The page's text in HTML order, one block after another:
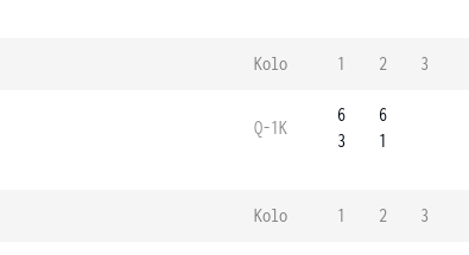
Kolo 1 2 3
Q-1K
6
3
6
1
Kolo 1 2 3